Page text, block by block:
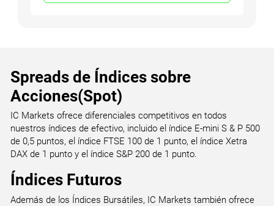
Spreads de Índices sobre
Acciones(Spot)
IC Markets ofrece diferenciales competitivos en todos
nuestros índices de efectivo, incluido el índice E-mini S & P 500
de 0,5 puntos, el índice FTSE 100 de 1 punto, el índice Xetra
DAX de 1 punto y el índice S&P 200 de 1 punto.
Índices Futuros
Además de los Índices Bursátiles, IC Markets también ofrece